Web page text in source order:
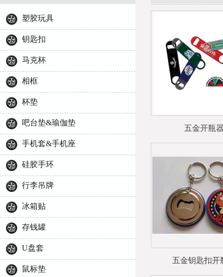
塑胶玩具
钥匙扣
马克杯
相框
杯垫
吧台垫&瑜伽垫
手机套&手机座
硅胶手环
行李吊牌
冰箱贴
存钱罐
U盘套
鼠标垫
五金开瓶
五金钥匙扣开